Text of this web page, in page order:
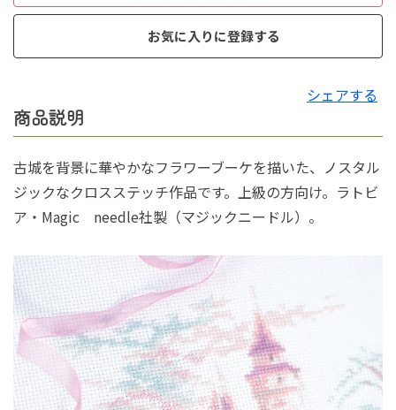
お気に入りに登録する
シェアする
商品説明
古城を背景に華やかなフラワーブーケを描いた、ノスタル
ジックなクロスステッチ作品です。上級の方向け。ラトビ
ア・Magic needle社製（マジックニードル）。